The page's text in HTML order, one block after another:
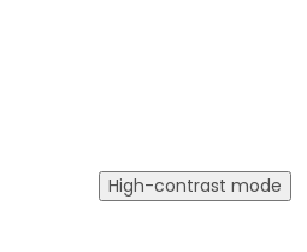
High-contrast mode